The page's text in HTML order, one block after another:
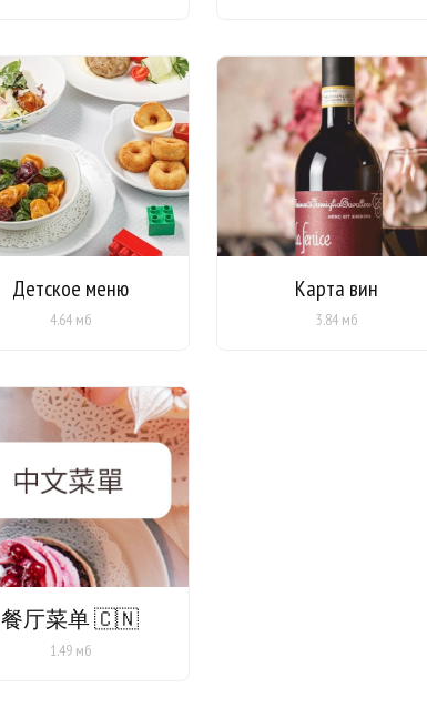
Детское меню
4.64 мб
Карта вин
3.84 мб
餐厅菜单 🇨🇳
1.49 мб